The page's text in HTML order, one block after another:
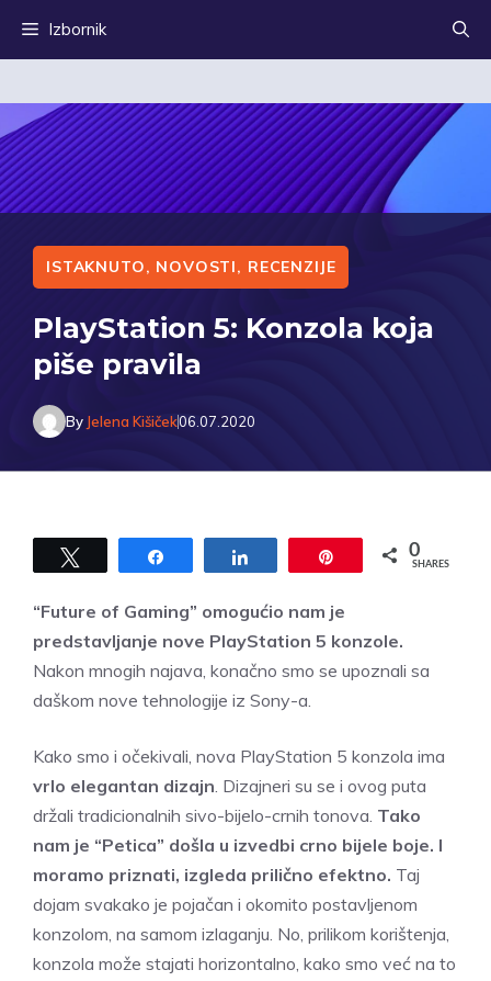
Izbornik
ISTAKNUTO, NOVOSTI, RECENZIJE
PlayStation 5: Konzola koja
piše pravila
By Jelena Kišiček06.07.2020
0
SHARES
“Future of Gaming” omogućio nam je
predstavljanje nove PlayStation 5 konzole.
Nakon mnogih najava, konačno smo se upoznali sa
daškom nove tehnologije iz Sony-a.
Kako smo i očekivali, nova PlayStation 5 konzola ima
vrlo elegantan dizajn. Dizajneri su se i ovog puta
držali tradicionalnih sivo-bijelo-crnih tonova. Tako
nam je “Petica” došla u izvedbi crno bijele boje. I
moramo priznati, izgleda prilično efektno. Taj
dojam svakako je pojačan i okomito postavljenom
konzolom, na samom izlaganju. No, prilikom korištenja,
konzola može stajati horizontalno, kako smo već na to